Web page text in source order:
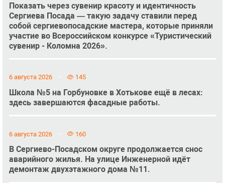
Показать через сувенир красоту и идентичность
Сергиева Посада — такую задачу ставили перед
собой сергиевопосадские мастера, которые приняли
участие во Всероссийском конкурсе «Туристический
сувенир - Коломна 2026».
6 августа 2026 145
Школа №5 на Горбуновке в Хотькове ещё в лесах:
здесь завершаются фасадные работы.
6 августа 2026 160
В Сергиево-Посадском округе продолжается снос
аварийного жилья. На улице Инженерной идёт
демонтаж двухэтажного дома №11.